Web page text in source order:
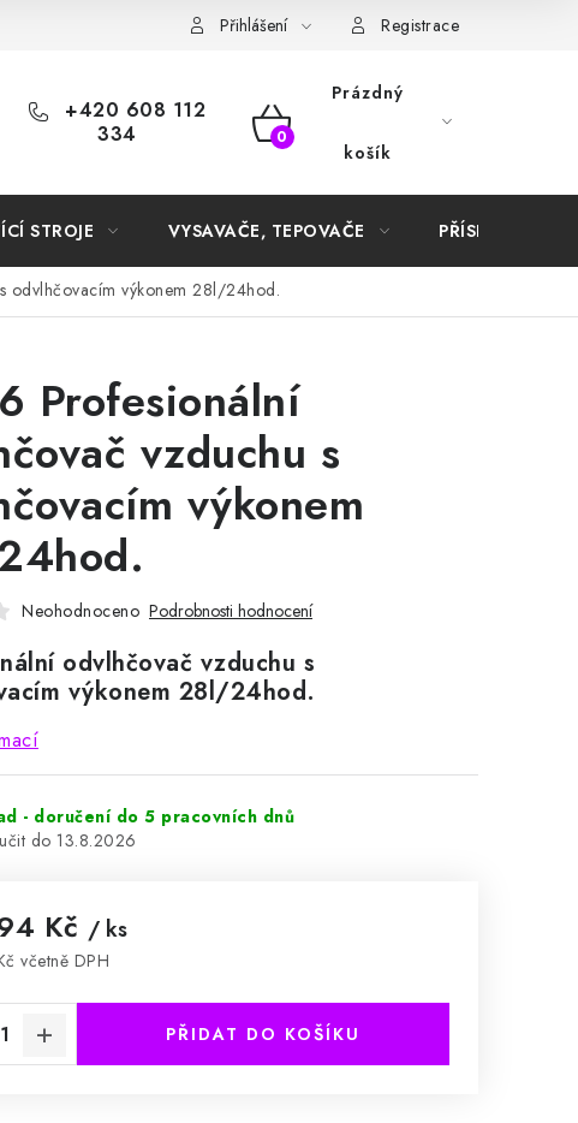
Samoobslužné platební terminály
Přihlášení Registrace
+420 608 112
334
NÁKUPNÍ
Prázdný
košík
STROJE VYSAVAČE, TEPOVAČE PŘÍSLUŠENSTVÍ
odvlhčovacím výkonem 28l/24hod.
Profesionální
vzduchu s
výkonem
Neohodnoceno Podrobnosti hodnocení
odvlhčovač vzduchu s
výkonem 28l/24hod.
- doručení do 5 pracovních dnů
13.8.2026
Kč / ks
včetně DPH
PŘIDAT DO KOŠÍKU